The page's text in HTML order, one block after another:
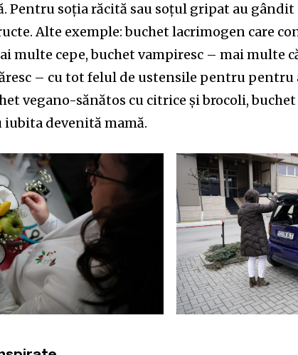
Pentru soția răcită sau soțul gripat au
Alte exemple: buchet lacrimogen care
multe cepe, buchet vampiresc – mai multe
– cu tot felul de ustensile pentru pentru
vegano-sănătos cu citrice și brocoli,
devenită mamă.